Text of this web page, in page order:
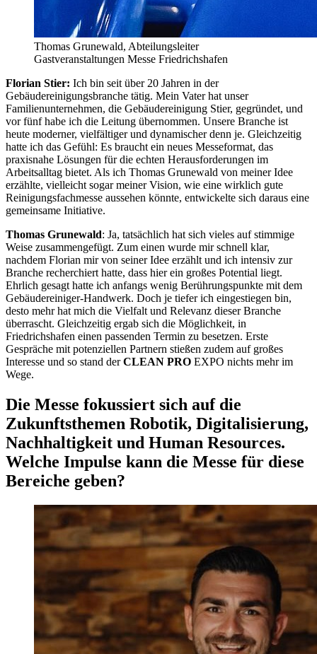
Thomas Grunewald, Abteilungsleiter
Gastveranstaltungen Messe Friedrichshafen
Florian Stier: Ich bin seit über 20 Jahren in der
Gebäudereinigungsbranche tätig. Mein Vater hat unser
Familienunternehmen, die Gebäudereinigung Stier, gegründet, und
vor fünf habe ich die Leitung übernommen. Unsere Branche ist
heute moderner, vielfältiger und dynamischer denn je. Gleichzeitig
hatte ich das Gefühl: Es braucht ein neues Messeformat, das
praxisnahe Lösungen für die echten Herausforderungen im
Arbeitsalltag bietet. Als ich Thomas Grunewald von meiner Idee
erzählte, vielleicht sogar meiner Vision, wie eine wirklich gute
Reinigungsfachmesse aussehen könnte, entwickelte sich daraus eine
gemeinsame Initiative.
Thomas Grunewald: Ja, tatsächlich hat sich vieles auf stimmige
Weise zusammengefügt. Zum einen wurde mir schnell klar,
nachdem Florian mir von seiner Idee erzählt und ich intensiv zur
Branche recherchiert hatte, dass hier ein großes Potential liegt.
Ehrlich gesagt hatte ich anfangs wenig Berührungspunkte mit dem
Gebäudereiniger-Handwerk. Doch je tiefer ich eingestiegen bin,
desto mehr hat mich die Vielfalt und Relevanz dieser Branche
überrascht. Gleichzeitig ergab sich die Möglichkeit, in
Friedrichshafen einen passenden Termin zu besetzen. Erste
Gespräche mit potenziellen Partnern stießen zudem auf großes
Interesse und so stand derCLEAN PRO EXPO nichts mehr im
Wege.
Die Messe fokussiert sich auf die
Zukunftsthemen Robotik, Digitalisierung,
Nachhaltigkeit und Human Resources.
Welche Impulse kann die Messe für diese
Bereiche geben?